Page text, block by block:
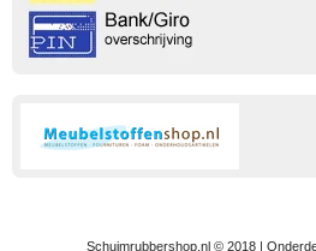
Schuimrubbershop.nl © 2018 |